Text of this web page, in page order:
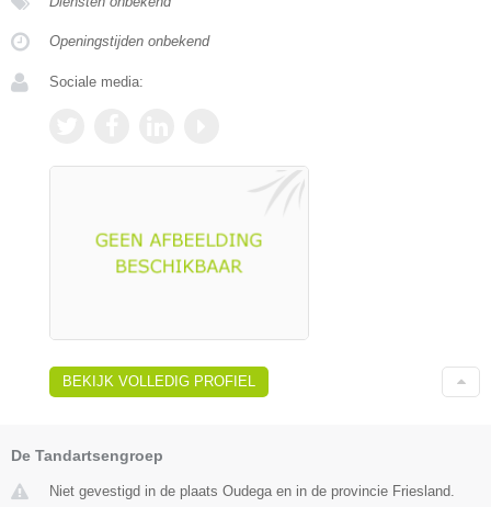
Openingstijden onbekend
Sociale media:
BEKIJK VOLLEDIG PROFIEL
De Tandartsengroep
Niet gevestigd in de plaats Oudega en in de provincie Friesland.